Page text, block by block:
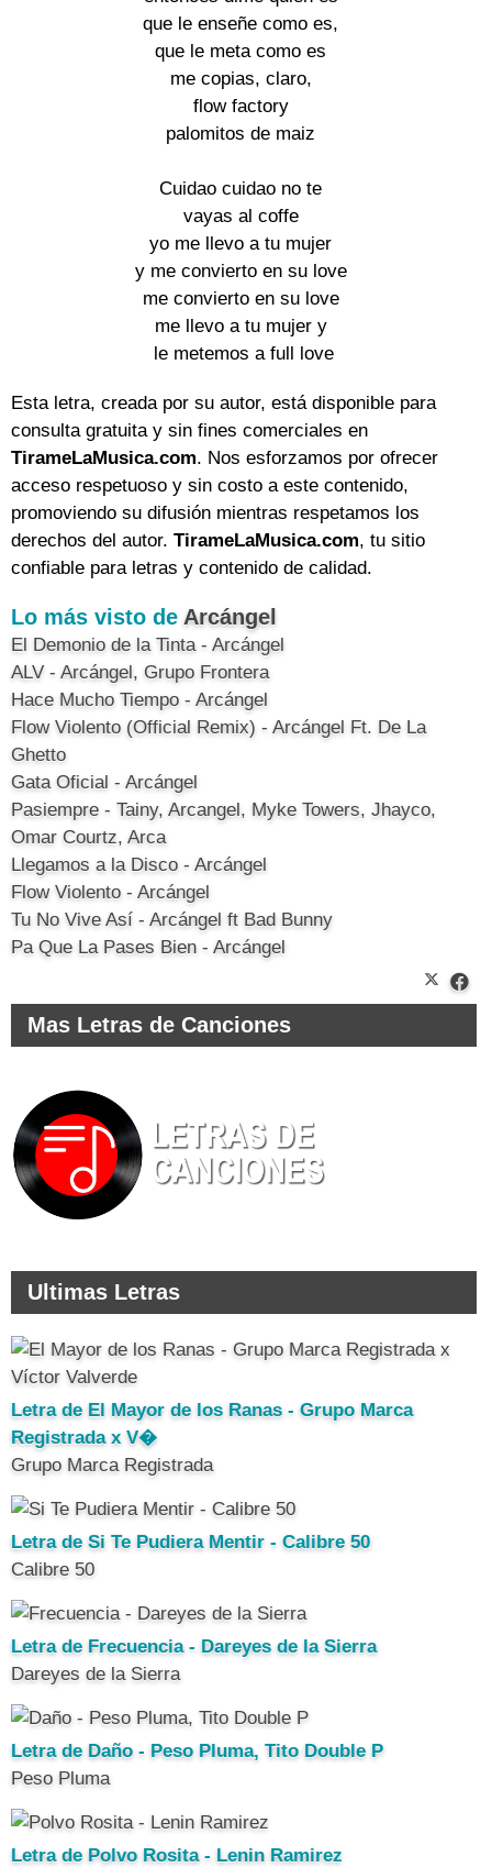
que le enseñe como es,
que le meta como es
me copias, claro,
flow factory
palomitos de maiz
Cuidao cuidao no te
vayas al coffe
yo me llevo a tu mujer
y me convierto en su love
me convierto en su love
me llevo a tu mujer y
le metemos a full love
Esta letra, creada por su autor, está disponible para
consulta gratuita y sin fines comerciales en
TirameLaMusica.com. Nos esforzamos por ofrecer
acceso respetuoso y sin costo a este contenido,
promoviendo su difusión mientras respetamos los
derechos del autor. TirameLaMusica.com, tu sitio
confiable para letras y contenido de calidad.
Lo más visto de Arcángel
El Demonio de la Tinta - Arcángel
ALV - Arcángel, Grupo Frontera
Hace Mucho Tiempo - Arcángel
Flow Violento (Official Remix) - Arcángel Ft. De La
Ghetto
Gata Oficial - Arcángel
Pasiempre - Tainy, Arcangel, Myke Towers, Jhayco,
Omar Courtz, Arca
Llegamos a la Disco - Arcángel
Flow Violento - Arcángel
Tu No Vive Así - Arcángel ft Bad Bunny
Pa Que La Pases Bien - Arcángel
Mas Letras de Canciones
Ultimas Letras
Letra de El Mayor de los Ranas - Grupo Marca
Registrada x V�
Grupo Marca Registrada
Letra de Si Te Pudiera Mentir - Calibre 50
Calibre 50
Letra de Frecuencia - Dareyes de la Sierra
Dareyes de la Sierra
Letra de Daño - Peso Pluma, Tito Double P
Peso Pluma
Letra de Polvo Rosita - Lenin Ramirez